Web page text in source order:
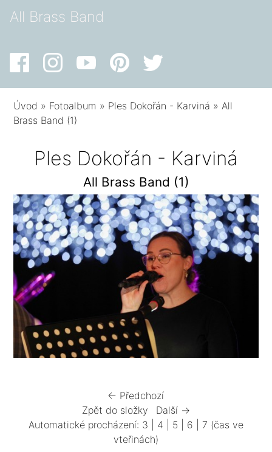
All Brass Band
Úvod » Fotoalbum » Ples Dokořán - Karviná »All
Brass Band (1)
Ples Dokořán - Karviná
All Brass Band (1)
← Předchozí
Zpět do složky
Další →
Automatické procházení: 3 4 5 6 7 (čas ve
vteřinách)